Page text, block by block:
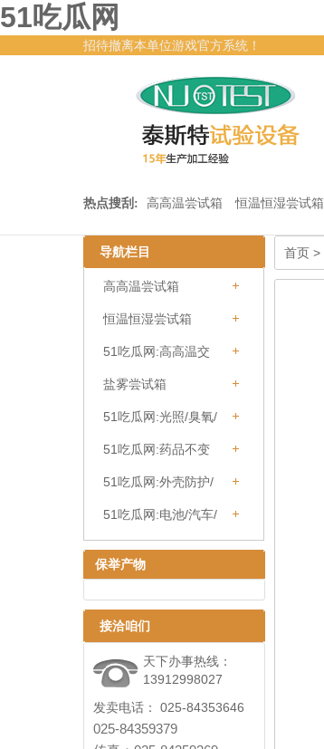
51吃瓜网
招待撤离本单位游戏官方系统！
热点搜刮: 高高温尝试箱 恒温恒湿尝试箱
导航栏目
高高温尝试箱
恒温恒湿尝试箱
51吃瓜网:高高温交
变干冷尝试箱
盐雾尝试箱
51吃瓜网:光照/臭氧/
橡胶/资料老化箱系列
51吃瓜网:药品不变
性尝试箱系列
51吃瓜网:外壳防护/
密封尝试箱系列
51吃瓜网:电池/汽车/
灯具检测
保举产物
接洽咱们
天下办事热线：
13912998027
发卖电话： 025-84353646
025-84359379
首页 >